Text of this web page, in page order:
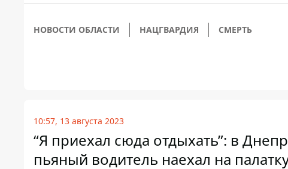
НОВОСТИ ОБЛАСТИ НАЦГВАРДИЯ СМЕРТЬ
10:57, 13 августа 2023
“Я приехал сюда отдыхать”: в
пьяный водитель наехал на